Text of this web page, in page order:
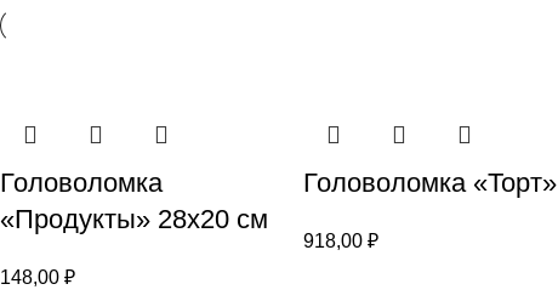
Головоломка
«Продукты» 28х20 см
148,00 ₽
Головоломка «Торт»
918,00 ₽